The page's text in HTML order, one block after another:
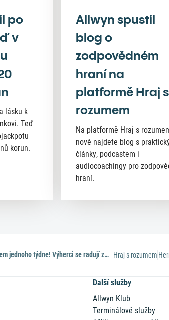
po
v
lásku k
Teď
korun.
Allwyn spustil
blog o
zodpovědném
hraní na
platformě Hraj s
rozumem
Na platformě Hraj s
nově najdete blog s
články, podcastem i
audiocoachingy pro
hraní.
Extra renta padla dvakrát během jednoho týdne! Výherci se radují ze 100 tisíc měsíčně na 20 let Hraj s rozumem
Další služby
Allwyn Klub
Terminálové služby